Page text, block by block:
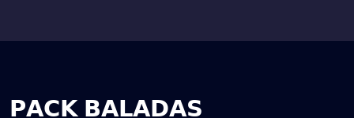
𝗣𝗔𝗖𝗞 𝗕𝗔𝗟𝗔𝗗𝗔𝗦